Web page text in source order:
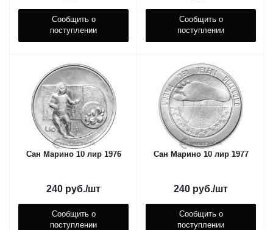
Сообщить о
поступлении
Сообщить о
поступлении
Сан Марино 10 лир 1976
240 руб./шт
Сообщить о
поступлении
Сан Марино 10 лир 1977
240 руб./шт
Сообщить о
поступлении